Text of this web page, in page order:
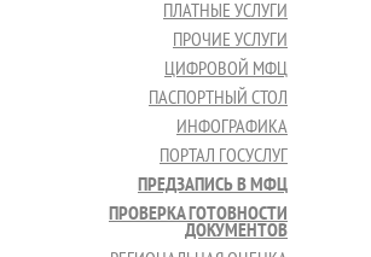
ПЛАТНЫЕ УСЛУГИ
ПРОЧИЕ УСЛУГИ
ЦИФРОВОЙ МФЦ
ПАСПОРТНЫЙ СТОЛ
ИНФОГРАФИКА
ПОРТАЛ ГОСУСЛУГ
ПРЕДЗАПИСЬ В МФЦ
ПРОВЕРКА ГОТОВНОСТИ
ДОКУМЕНТОВ